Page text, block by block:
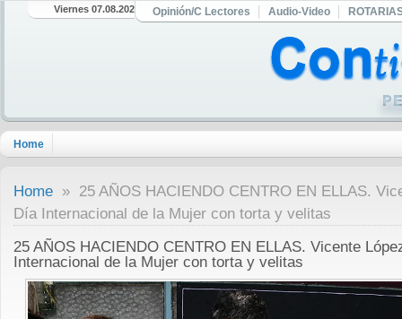
Viernes 07.08.2026 Opinión/C Lectores Audio-Video
Home
Home » 25 AÑOS HACIENDO CENTRO EN ELLAS.
Día Internacional de la Mujer con torta y velitas
25 AÑOS HACIENDO CENTRO EN ELLAS. Vicente
Internacional de la Mujer con torta y velitas